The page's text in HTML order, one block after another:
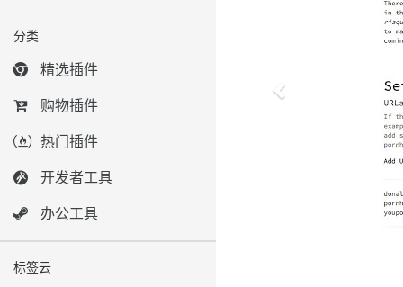
分类
精选插件
购物插件
热门插件
开发者工具
办公工具
标签云